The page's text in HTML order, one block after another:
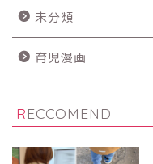
未分類
育児漫画
RECCOMEND